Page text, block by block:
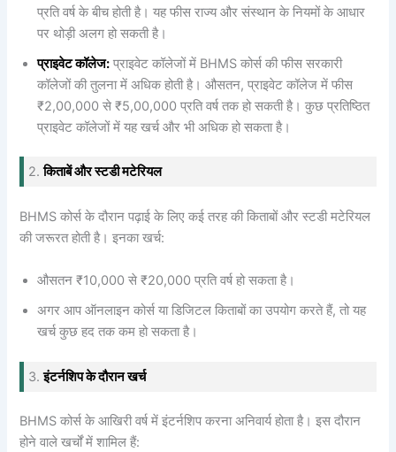
प्रति वर्ष के बीच होती है। यह फीस राज्य और संस्थान के नियमों के आधार
पर थोड़ी अलग हो सकती है।
प्राइवेट कॉलेज: प्राइवेट कॉलेजों में BHMS कोर्स की फीस सरकारी
कॉलेजों की तुलना में अधिक होती है। औसतन, प्राइवेट कॉलेज में फीस
₹2,00,000 से ₹5,00,000 प्रति वर्ष तक हो सकती है। कुछ प्रतिष्ठित
प्राइवेट कॉलेजों में यह खर्च और भी अधिक हो सकता है।
2.किताबें और स्टडी मटेरियल
BHMS कोर्स के दौरान पढ़ाई के लिए कई तरह की किताबों और स्टडी मटेरियल
की जरूरत होती है। इनका खर्च:
औसतन ₹10,000 से ₹20,000 प्रति वर्ष हो सकता है।
अगर आप ऑनलाइन कोर्स या डिजिटल किताबों का उपयोग करते हैं, तो यह
खर्च कुछ हद तक कम हो सकता है।
3.इंटर्नशिप के दौरान खर्च
BHMS कोर्स के आखिरी वर्ष में इंटर्नशिप करना अनिवार्य होता है। इस दौरान
होने वाले खर्चों में शामिल हैं: